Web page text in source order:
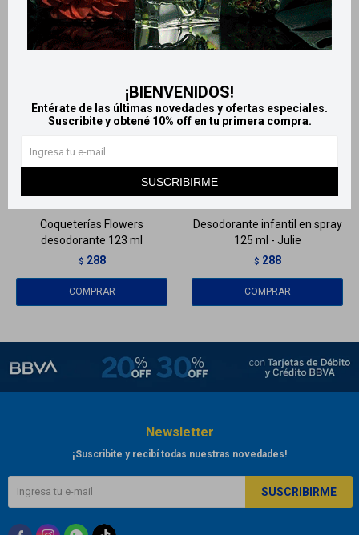
¡BIENVENIDOS!
Entérate de las últimas novedades y ofertas especiales.
Suscribite y obtené 10% off en tu primera compra.
SUSCRIBIRME
Coqueterías Flowers
desodorante 123 ml
$ 288
Desodorante infantil en spray
125 ml - Julie
$ 288
Newsletter
¡Suscribite y recibí todas nuestras novedades!
SUSCRIBIRME